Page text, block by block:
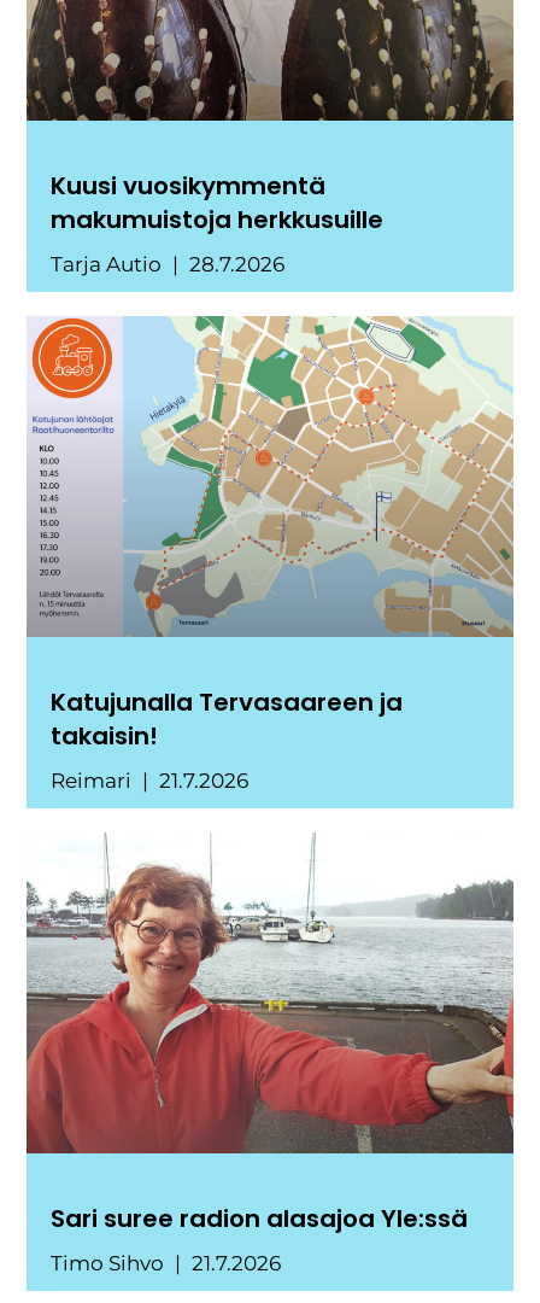
Kuusi vuosikymmentä
makumuistoja herkkusuille
Tarja Autio 28.7.2026
Katujunalla Tervasaareen ja
takaisin!
Reimari 21.7.2026
Sari suree radion alasajoa Yle:ssä
Timo Sihvo 21.7.2026